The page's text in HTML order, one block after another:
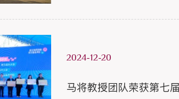
2024-12-20
马将教授团队荣获第七